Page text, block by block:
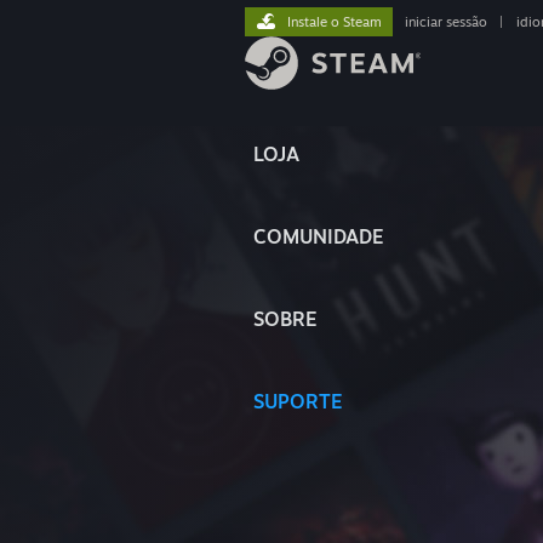
LOJA
COMUNIDADE
SOBRE
SUPORTE
Instale o Steam iniciar sessão